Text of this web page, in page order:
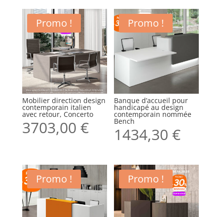
Promo !
Mobilier direction design
contemporain italien
avec retour, Concerto
3703,00 €
Promo !
Banque d’accueil pour
handicapé au design
contemporain nommée
Bench
1434,30€
Promo ! Promo !